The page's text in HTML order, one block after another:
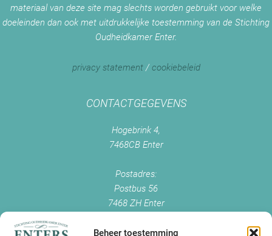
Beheer toestemming
materiaal van deze site mag slechts worden gebruikt voor welke
doeleinden dan ook met uitdrukkelijke toestemming van de Stichting
Oudheidkamer Enter.
privacy statement/cookiebeleid
CONTACTGEGEVENS
Hogebrink 4,
7468CB Enter
Postadres:
Postbus 56
7468 ZH Enter
info@enterserfgoed.nl